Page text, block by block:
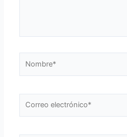
electrónico*